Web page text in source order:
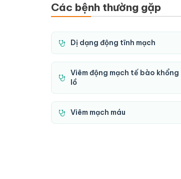
Các bệnh thường gặp
Dị dạng động tĩnh mạch
Viêm động mạch tế bào khổng
lồ
Viêm mạch máu